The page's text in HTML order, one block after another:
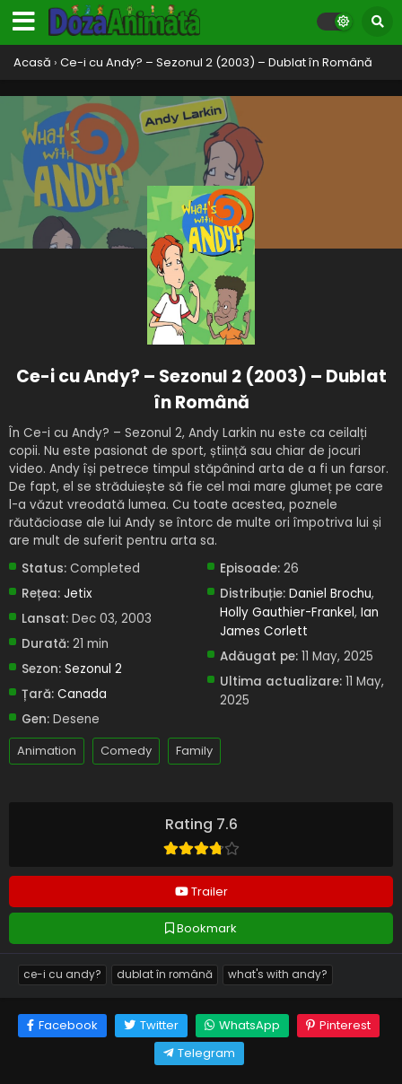
Acasă › Ce-i cu Andy? – Sezonul 2 (2003) – Dublat în Română
Rating 7.6
Trailer
Bookmark
Ce-i cu Andy? – Sezonul 2 (2003) – Dublat
în Română
În Ce-i cu Andy? – Sezonul 2, Andy Larkin nu este ca ceilalți
copii. Nu este pasionat de sport, știință sau chiar de jocuri
video. Andy își petrece timpul stăpânind arta de a fi un farsor.
De fapt, el se străduiește să fie cel mai mare glumeț pe care
l-a văzut vreodată lumea. Cu toate acestea, poznele
răutăcioase ale lui Andy se întorc de multe ori împotriva lui și
are mult de suferit pentru arta sa.
Status: Completed
Rețea: Jetix
Lansat: Dec 03, 2003
Durată: 21 min
Sezon: Sezonul 2
Țară: Canada
Gen: Desene
Episoade: 26
Distribuție: Daniel Brochu,
Holly Gauthier-Frankel,Ian
James Corlett
Adăugat pe: 11 May, 2025
Ultima actualizare: 11 May,
2025
Animation Comedy Family
ce-i cu andy? dublat în română what's with andy?
Facebook Twitter WhatsApp
Pinterest
Telegram